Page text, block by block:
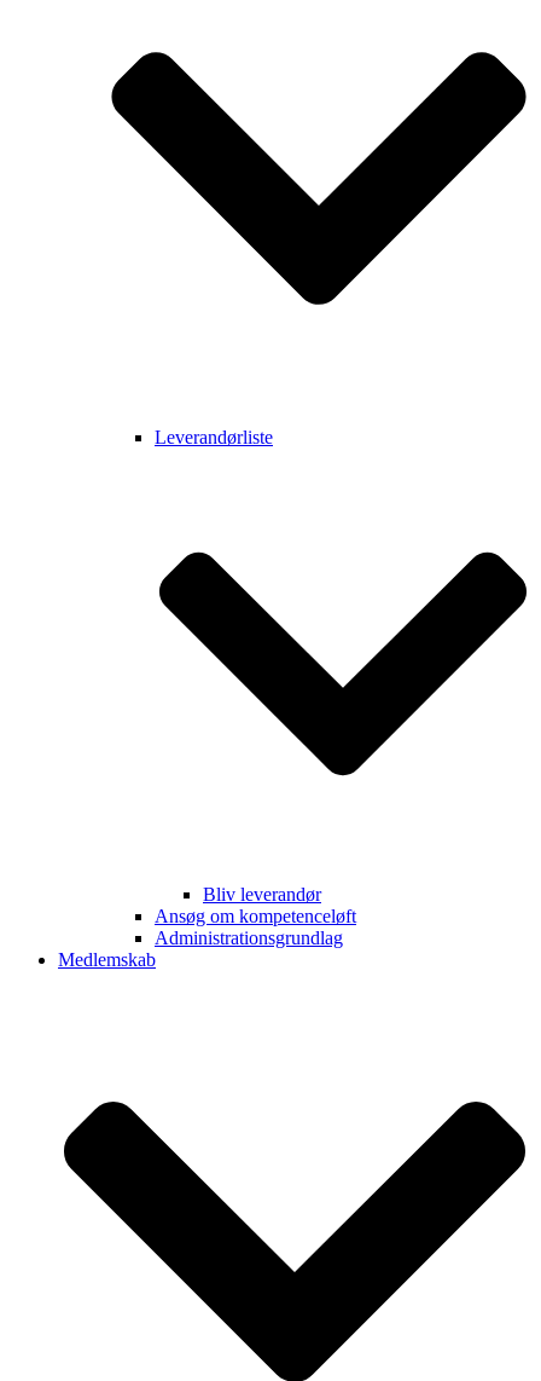
Leverandørliste
Bliv leverandør
Ansøg om kompetenceløft
Administrationsgrundlag
Medlemskab